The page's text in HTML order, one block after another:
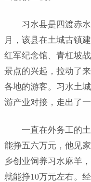
习水县是四渡赤
月，该县在土城古镇
红军纪念馆、青杠坡
景点的兴起，拉动了
各地的游客。习水土
游产业对接，走出了
一直在外务工的
能挣五六万元，他见
乡创业饲养习水麻羊
就能挣10万元左右。